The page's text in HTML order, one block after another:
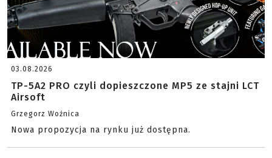
03.08.2026
TP-5A2 PRO czyli dopieszczone MP5 ze stajni LCT
Airsoft
Grzegorz Woźnica
Nowa propozycja na rynku już dostępna.